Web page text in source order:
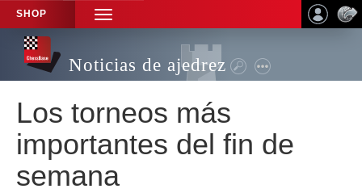
SHOP
TOGGLE
NAVIGATION
Noticias de ajedrez
Los torneos más
importantes del fin de
semana